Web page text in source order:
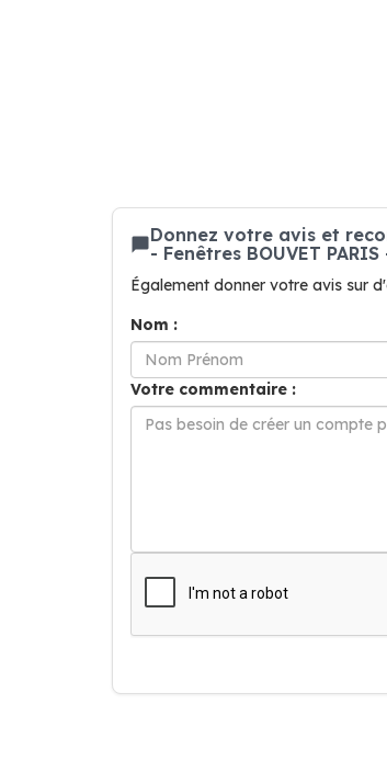
Donnez votre avis et
- Fenêtres BOUVET
Également donner votre avis sur
Nom :
Votre commentaire :